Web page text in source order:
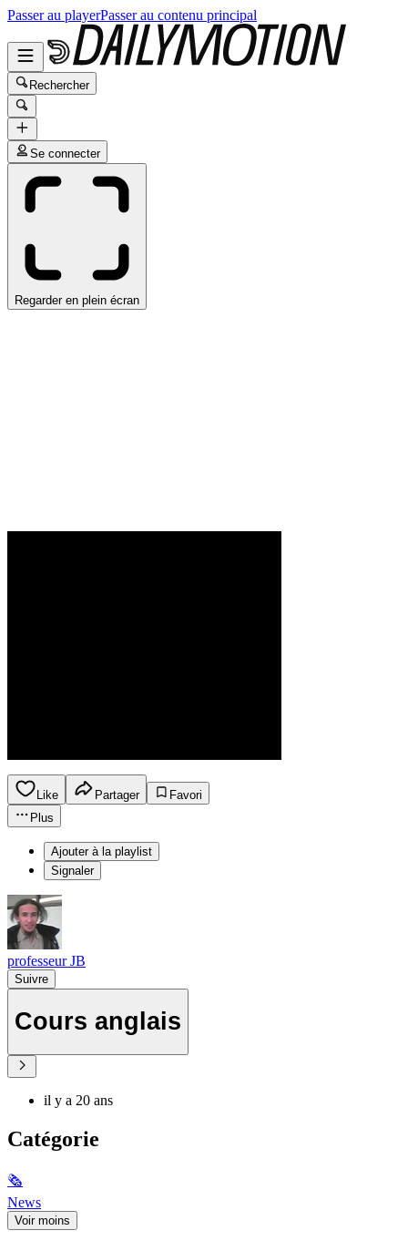
Passer au playerPasser au contenu principal
Rechercher
Se connecter
Regarder en plein écran
Like Partager
Favori
Plus
Ajouter à la playlist
Signaler
professeur JB
Suivre
Cours anglais
il y a 20 ans
Catégorie
🗞
News
Voir moins